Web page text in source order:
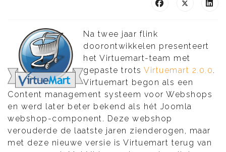
Na twee jaar flink
doorontwikkelen presenteert
het Virtuemart-team met
gepaste trots Virtuemart 2.0.0.
Virtuemart begon als een
Content management systeem voor Webshops
en werd later beter bekend als hét Joomla
webshop-component. Deze webshop
verouderde de laatste jaren zienderogen, maar
met deze nieuwe versie is Virtuemart terug van